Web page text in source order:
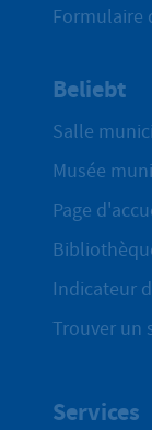
Formulaire
Beliebt
Salle
Musée
Page
Indicateur
Trouver un
Services